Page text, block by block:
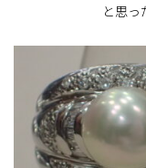
と思っ